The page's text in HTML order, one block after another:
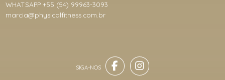
WHATSAPP +55 (54) 99963-3093
marcia@physicalfitness.com.br